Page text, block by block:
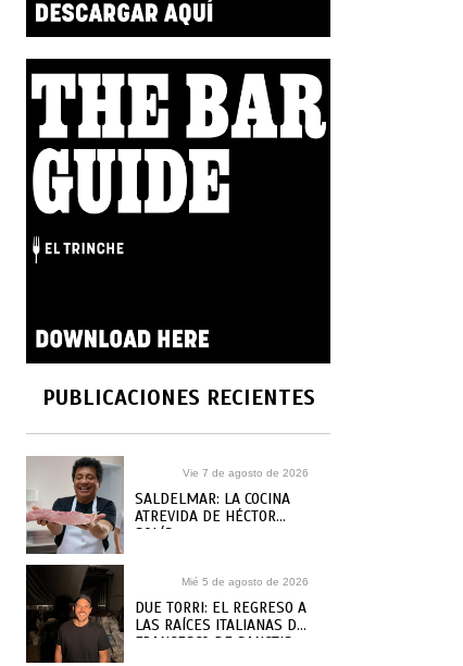
PUBLICACIONES RECIENTES
Vie 7 de agosto de 2026
SALDELMAR: LA COCINA
ATREVIDA DE HÉCTOR
SOLÍS
Mié 5 de agosto de 2026
DUE TORRI: EL REGRESO A
LAS RAÍCES ITALIANAS DE
FRANCESCO DE SANCTIS